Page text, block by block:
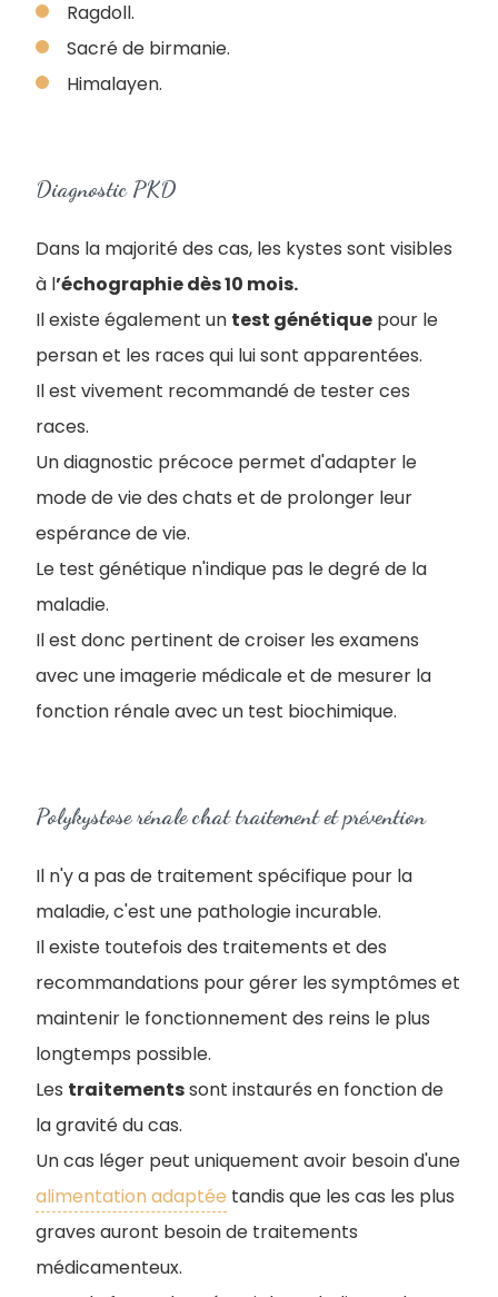
Ragdoll.
Sacré de birmanie.
Himalayen.
Diagnostic PKD
Dans la majorité des cas, les kystes sont visibles
à l’échographie dès 10 mois.
Il existe également un test génétique pour le
persan et les races qui lui sont apparentées.
Il est vivement recommandé de tester ces
races.
Un diagnostic précoce permet d'adapter le
mode de vie des chats et de prolonger leur
espérance de vie.
Le test génétique n'indique pas le degré de la
maladie.
Il est donc pertinent de croiser les examens
avec une imagerie médicale et de mesurer la
fonction rénale avec un test biochimique.
Polykystose rénale chat traitement et prévention
Il n'y a pas de traitement spécifique pour la
maladie, c'est une pathologie incurable.
Il existe toutefois des traitements et des
recommandations pour gérer les symptômes et
maintenir le fonctionnement des reins le plus
longtemps possible.
Les traitementssont instaurés en fonction de
la gravité du cas.
Un cas léger peut uniquement avoir besoin d'une
alimentation adaptée tandis que les cas les plus
graves auront besoin de traitements
médicamenteux.